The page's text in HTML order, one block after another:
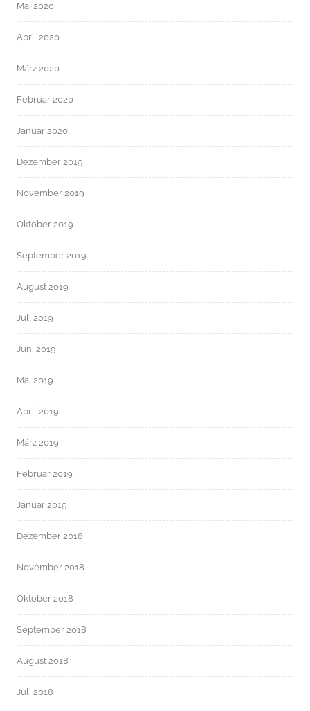
Mai 2020
April 2020
März 2020
Februar 2020
Januar 2020
Dezember 2019
November 2019
Oktober 2019
September 2019
August 2019
Juli 2019
Juni 2019
Mai 2019
April 2019
März 2019
Februar 2019
Januar 2019
Dezember 2018
November 2018
Oktober 2018
September 2018
August 2018
Juli 2018